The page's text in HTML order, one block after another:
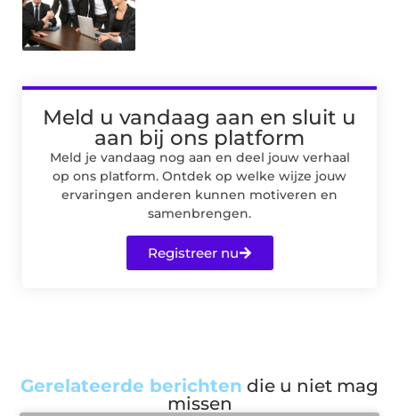
Meld u vandaag aan en sluit u
aan bij ons platform
Meld je vandaag nog aan en deel jouw verhaal
op ons platform. Ontdek op welke wijze jouw
ervaringen anderen kunnen motiveren en
samenbrengen.
Registreer nu
Gerelateerde berichten die u niet mag
missen